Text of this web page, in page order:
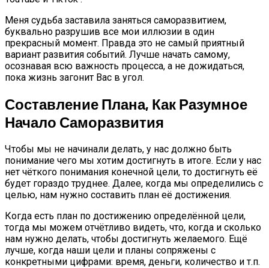
Меня судьба заставила заняться саморазвитием,
буквально разрушив все мои иллюзии в один
прекрасный момент. Правда это не самый приятный
вариант развития событий. Лучше начать самому,
осознавая всю важность процесса, а не дожидаться,
пока жизнь загонит Вас в угол.
Составление Плана, Как Разумное
Начало Саморазвития
Чтобы мы не начинали делать, у нас должно быть
понимание чего мы хотим достигнуть в итоге. Если у нас
нет чёткого понимания конечной цели, то достигнуть её
будет гораздо труднее. Далее, когда мы определились с
целью, нам нужно составить план её достижения.
Когда есть план по достижению определённой цели,
тогда мы можем отчётливо видеть, что, когда и сколько
нам нужно делать, чтобы достигнуть желаемого. Ещё
лучше, когда наши цели и планы сопряжены с
конкретными цифрами: время, деньги, количество и т.п.